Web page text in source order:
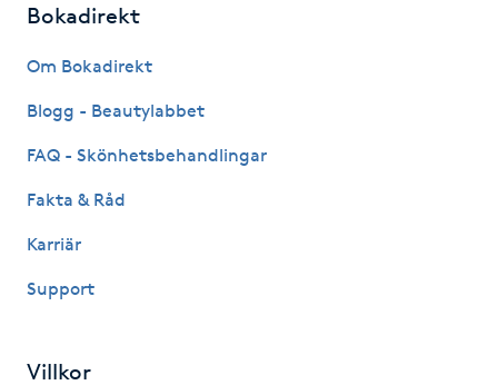
Japansk massage
K18
Kemisk peeling
Bokadirekt
Om Bokadirekt
Blogg - Beautylabbet
FAQ - Skönhetsbehandlingar
Fakta & Råd
Karriär
Support
Villkor